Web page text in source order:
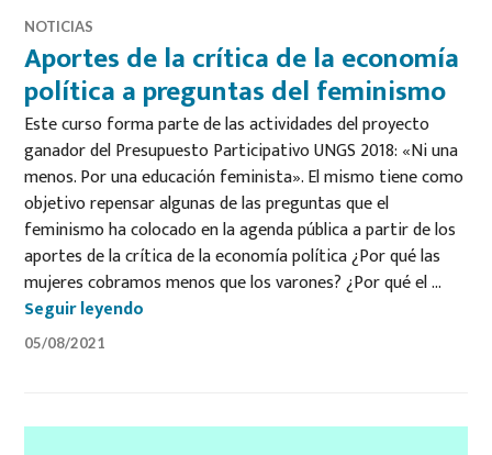
NOTICIAS
Aportes de la crítica de la economía
política a preguntas del feminismo
Este curso forma parte de las actividades del proyecto
ganador del Presupuesto Participativo UNGS 2018: «Ni una
menos. Por una educación feminista». El mismo tiene como
objetivo repensar algunas de las preguntas que el
feminismo ha colocado en la agenda pública a partir de los
aportes de la crítica de la economía política ¿Por qué las
mujeres cobramos menos que los varones? ¿Por qué el …
Seguir leyendo
05/08/2021